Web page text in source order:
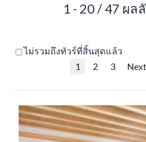
1 - 20 / 47 ผล
ไม่รวมถึงทัวร์ที่สิ้นสุดแล้ว
1
2 3